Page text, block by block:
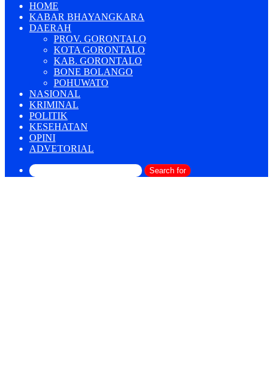
HOME
KABAR BHAYANGKARA
DAERAH
PROV. GORONTALO
KOTA GORONTALO
KAB. GORONTALO
BONE BOLANGO
POHUWATO
NASIONAL
KRIMINAL
POLITIK
KESEHATAN
OPINI
ADVETORIAL
Search for